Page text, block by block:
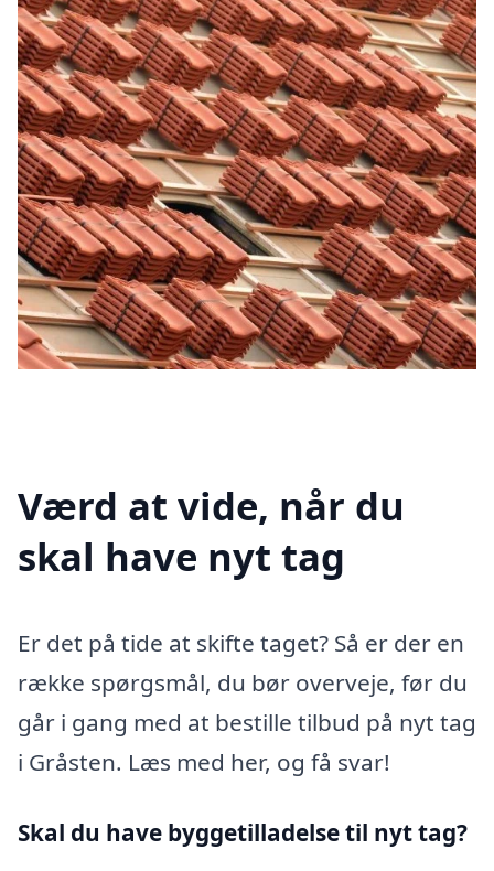
Værd at vide, når du
skal have nyt tag
Er det på tide at skifte taget? Så er der en
række spørgsmål, du bør overveje, før du
går i gang med at bestille tilbud på nyt tag
i Gråsten. Læs med her, og få svar!
Skal du have byggetilladelse til nyt tag?